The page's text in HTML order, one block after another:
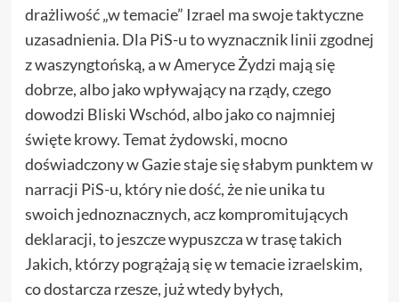
drażliwość „w temacie” Izrael ma swoje taktyczne
uzasadnienia. Dla PiS-u to wyznacznik linii zgodnej
z waszyngtońską, a w Ameryce Żydzi mają się
dobrze, albo jako wpływający na rządy, czego
dowodzi Bliski Wschód, albo jako co najmniej
święte krowy. Temat żydowski, mocno
doświadczony w Gazie staje się słabym punktem w
narracji PiS-u, który nie dość, że nie unika tu
swoich jednoznacznych, acz kompromitujących
deklaracji, to jeszcze wypuszcza w trasę takich
Jakich, którzy pogrążają się w temacie izraelskim,
co dostarcza rzesze, już wtedy byłych,